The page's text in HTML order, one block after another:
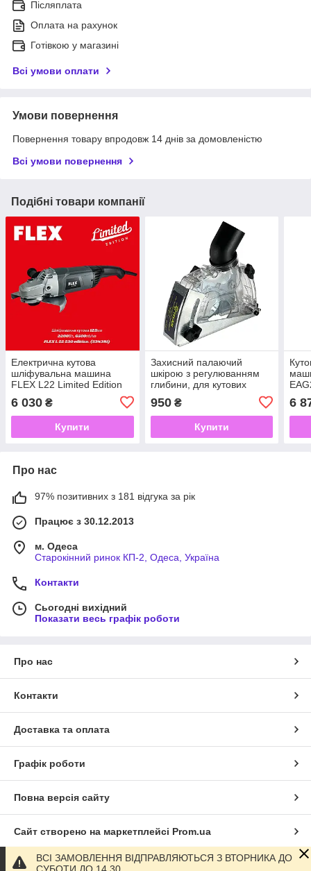
Післяплата
Оплата на рахунок
Готівкою у магазині
Всі умови оплати
Умови повернення
Повернення товару впродовж 14 днів за домовленістю
Всі умови повернення
Подібні товари компанії
Електрична кутова
шліфувальна машина
FLEX L22 Limited Edition
6 030 ₴
Купити
Захисний палаючий
шкірою з регулюванням
глибини, для кутових
125м, TITAN USN116
950₴
Купити
6
Про нас
97% позитивних з 181 відгука за рік
Працює з 30.12.2013
м. Одеса
Старокінний ринок КП-2, Одеса, Україна
Контакти
Сьогодні вихідний
Показати весь графік роботи
Про нас
Контакти
Доставка та оплата
Графік роботи
Повна версія сайту
Сайт створено на маркетплейсі Prom.ua
Політика конфіденційності
ВСІ ЗАМОВЛЕННЯ ВІДПРАВЛЯЮТЬСЯ З ВТОРНИКА ДО